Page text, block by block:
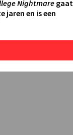
Nightmaregaat
jaren en is een